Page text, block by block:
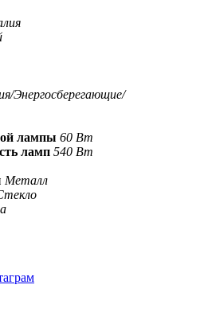
Энергосберегающие/
лампы 60 Вт
ламп 540 Вт
Металл